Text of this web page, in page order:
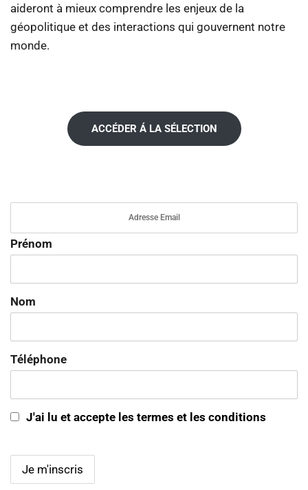
aideront à mieux comprendre les enjeux de la
géopolitique et des interactions qui gouvernent notre
monde.
ACCÉDER Á LA SÉLECTION
Prénom
Nom
Téléphone
J'ai lu et accepte les termes et les conditions